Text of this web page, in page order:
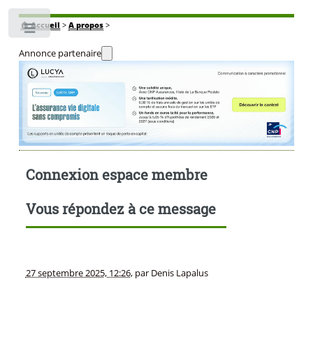
🏠Accueil > A propos>
Annonce partenaire
Connexion espace membre
Vous répondez à ce message
27 septembre 2025, 12:26, par Denis Lapalus
Toggle